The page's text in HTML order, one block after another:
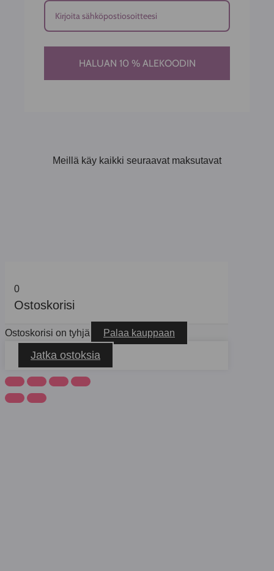
HALUAN 10 % ALEKOODIN
Meillä käy kaikki seuraavat maksutavat
0
Ostoskorisi
Ostoskorisi on tyhjä Palaa kauppaan
Jatka ostoksia